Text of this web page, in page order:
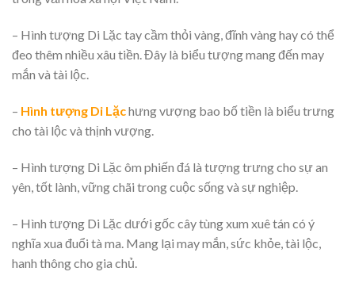
– Hình tượng Di Lặc tay cầm thỏi vàng, đĩnh vàng hay có thể
đeo thêm nhiều xâu tiền. Đây là biểu tượng mang đến may
mắn và tài lộc.
– Hình tượng Di Lặchưng vượng bao bố tiền là biểu trưng
cho tài lộc và thịnh vượng.
– Hình tượng Di Lặc ôm phiến đá là tượng trưng cho sự an
yên, tốt lành, vững chãi trong cuộc sống và sự nghiệp.
– Hình tượng Di Lặc dưới gốc cây tùng xum xuê tán có ý
nghĩa xua đuổi tà ma. Mang lại may mắn, sức khỏe, tài lộc,
hanh thông cho gia chủ.